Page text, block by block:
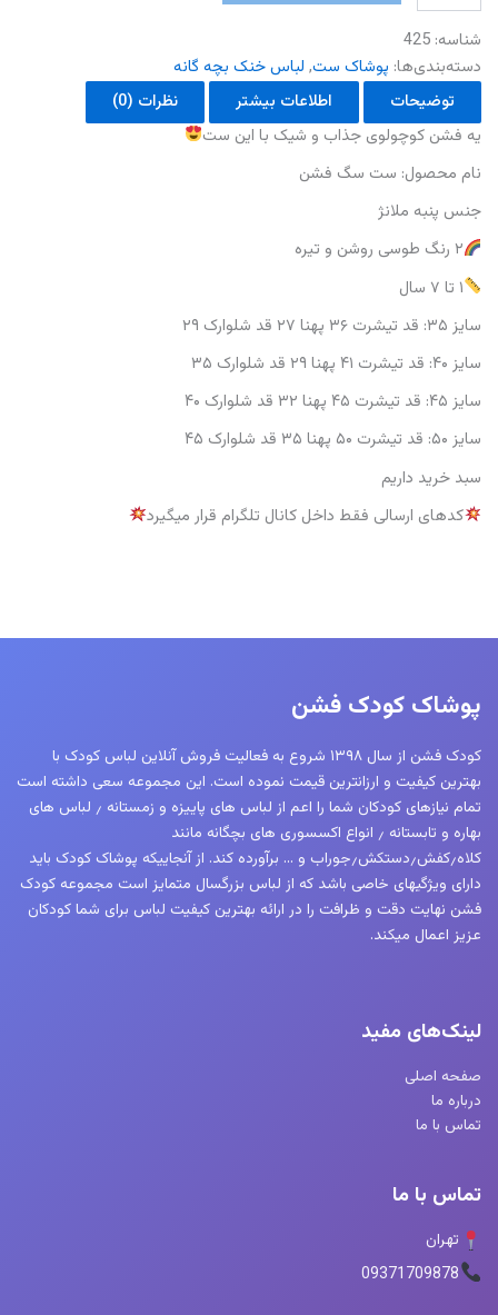
شناسه: 425
دسته‌بندی‌ها: پوشاک ست, لباس خنک بچه گانه
توضیحات
اطلاعات بیشتر
نظرات (0)
یه فشن کوچولوی جذاب و شیک با این ست
نام محصول: ست سگ فشن
جنس پنبه ملانژ
۲ رنگ طوسی روشن و تیره
۱ تا ۷ سال
سایز ۳۵: قد تیشرت ۳۶ پهنا ۲۷ قد شلوارک ۲۹
سایز ۴۰: قد تیشرت ۴۱ پهنا ۲۹ قد شلوارک ۳۵
سایز ۴۵: قد تیشرت ۴۵ پهنا ۳۲ قد شلوارک ۴۰
سایز ۵۰: قد تیشرت ۵۰ پهنا ۳۵ قد شلوارک ۴۵
سبد خرید داریم
کدهای ارسالی فقط داخل کانال تلگرام قرار میگیرد
پوشاک کودک فشن
کودک فشن از سال ۱۳۹۸ شروع به فعالیت فروش آنلاین لباس کودک با
بهترین کیفیت و ارزانترین قیمت نموده است. این مجموعه سعی داشته است
تمام نیازهای کودکان شما را اعم از لباس های پاییزه و زمستانه ٫ لباس های
بهاره و تابستانه ٫ انواع اکسسوری های بچگانه مانند
کلاه٫کفش٫دستکش٫جوراب و … برآورده کند. از آنجاییکه پوشاک کودک باید
دارای ویژگیهای خاصی باشد که از لباس بزرگسال متمایز است مجموعه کودک
فشن نهایت دقت و ظرافت را در ارائه بهترین کیفیت لباس برای شما کودکان
عزیز اعمال میکند.
لینک‌های مفید
صفحه اصلی
درباره ما
تماس با ما
تماس با ما
تهران
09371709878